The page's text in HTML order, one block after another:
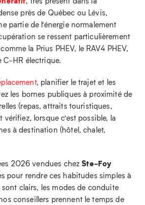
près de Québec ou Lévis,
partie de l’énergie normalement
se ressent particulièrement
la Prius PHEV, le RAV4 PHEV,
C‑HR électrique.
, planifier le trajet et les
les bornes publiques à proximité de
(repas, attraits touristiques,
vérifiez, lorsque c’est possible, la
à destination (hôtel, chalet,
2026 vendues chezSte‑Foy
pour rendre ces habitudes simples à
clairs, les modes de conduite
conseillers prennent le temps de